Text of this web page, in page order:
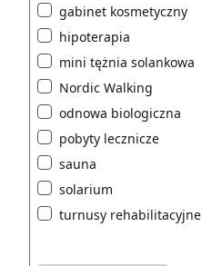
gabinet kosmetyczny
hipoterapia
mini tężnia solankowa
Nordic Walking
odnowa biologiczna
pobyty lecznicze
sauna
solarium
turnusy rehabilitacyjne